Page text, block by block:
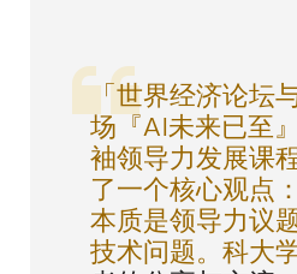
「世界经济论坛
场『AI未来已至
袖领导力发展课
了一个核心观点
本质是领导力议
技术问题。科大